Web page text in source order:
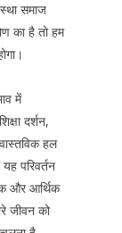
समाज
का है तो हम
में
दर्शन,
हल
परिवर्तन
और आर्थिक
जीवन को